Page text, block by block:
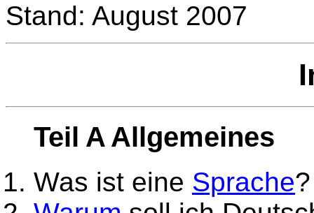
Stand: August 2007
Teil A Allgemeines
Was ist eine Sprache?